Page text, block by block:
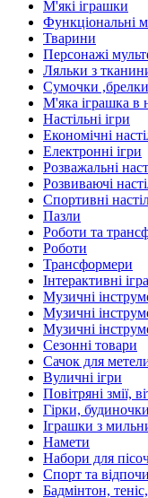
М'які іграшки
Функціональні
Тварини
Персонажі
Ляльки з
Сумочки
М'яка іграшка в
Настільні ігри
Економічні
Електронні ігри
Розважальні
Розвиваючі
Спортивні
Пазли
Роботи та
Роботи
Трансформери
Інтерактивні
Музичні
Музичні
Музичні
Сезонні товари
Сачок для
Вуличні ігри
Повітряні змії,
Гірки,
Іграшки з
Намети
Набори для
Спорт та
Бадмінтон,